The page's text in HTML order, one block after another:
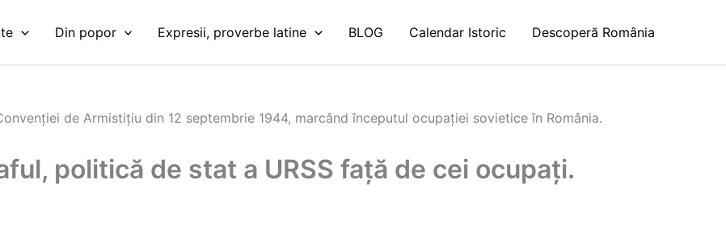
Din popor Expresii, proverbe latine BLOG Calendar Istoric Descoperă România
politică de stat a URSS faţă de cei ocupați.